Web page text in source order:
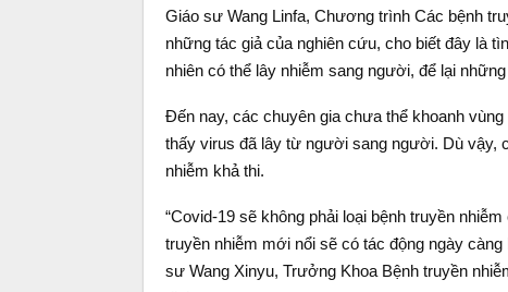
Giáo sư Wang Linfa, Chương trình Các bệnh
những tác giả của nghiên cứu, cho biết đây là
nhiên có thể lây nhiễm sang người, để lại
Đến nay, các chuyên gia chưa thể khoanh
thấy virus đã lây từ người sang người. Dù vậy,
nhiễm khả thi.
“Covid-19 sẽ không phải loại bệnh truyền
truyền nhiễm mới nổi sẽ có tác động ngày
sư Wang Xinyu, Trưởng Khoa Bệnh truyền